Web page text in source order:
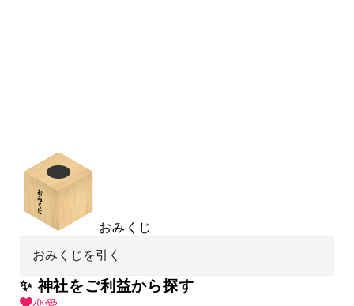
おみくじ
おみくじを引く
✨ 神社をご利益から探す